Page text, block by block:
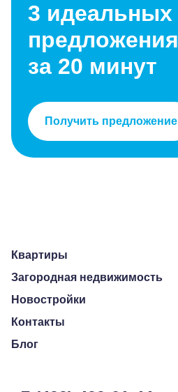
3 идеальных
предложения
за 20 минут
Получить предложение
Квартиры
Загородная недвижимость
Новостройки
Контакты
Блог